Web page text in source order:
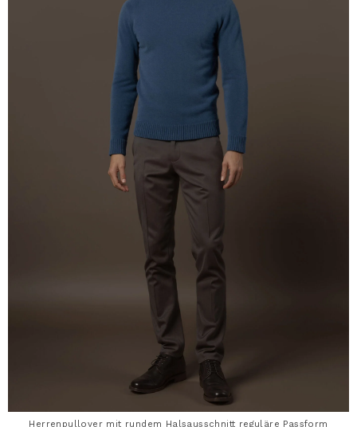
Herrenpullover mit rundem Halsausschnitt reguläre Passform